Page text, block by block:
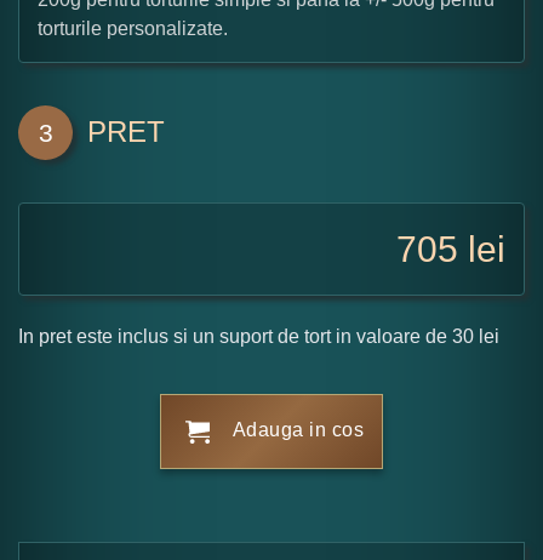
torturile personalizate.
3 PRET
705 lei
In pret este inclus si un suport de tort in valoare de 30 lei
Adauga in cos